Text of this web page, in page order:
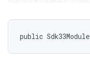
public